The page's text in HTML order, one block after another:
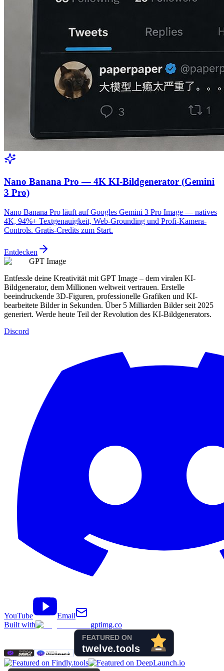
Nano Banana Pro — 4K KI-Bildgenerator (Gemini
3 Pro)
Nano Banana Pro läuft auf Googles Gemini 3 Pro Image — natives
4K, 94%+ Textgenauigkeit, Web-Grounding und Profi-Kamera-
Controls. Gratis-Credits zum Start.
Entdecken
GPT Image
Entfessle deine Kreativität mit GPT Image – dem viralen KI-
Bildgenerator, dem Millionen weltweit vertrauen. Erstelle
beeindruckende 3D-Figuren, professionelle Grafiken und KI-
bearbeitete Bilder in Sekunden. Über 5 Milliarden Bilder seit 2025
generiert. Werde heute Teil der Revolution des KI-Bildgenerators.
Discord
YouTube
Email
Built with
gptimg.co